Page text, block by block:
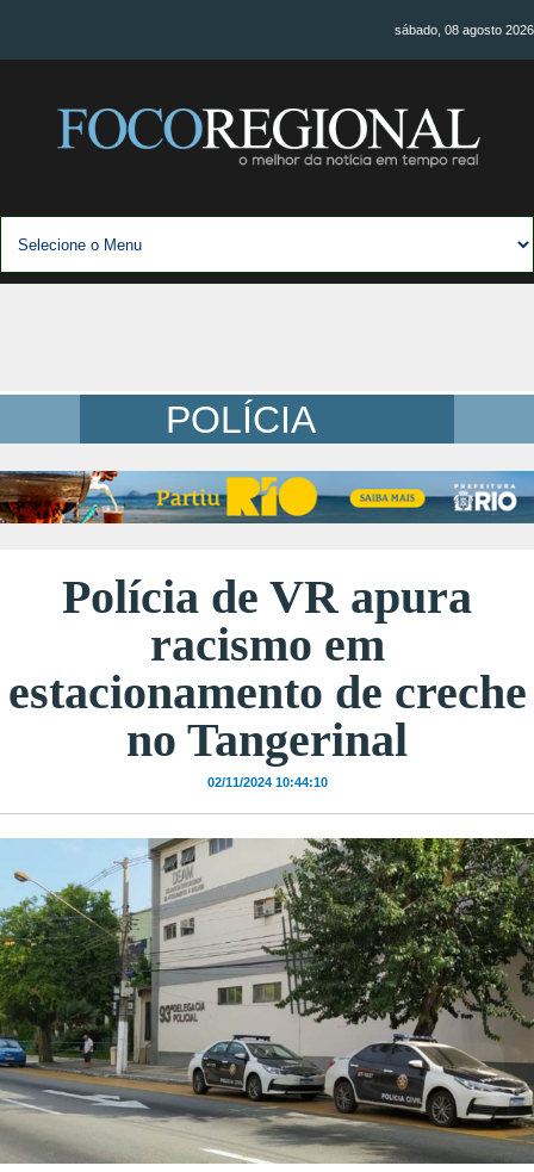
sábado, 08 agosto 2026
POLÍCIA
Polícia de VR apura
racismo em
estacionamento de creche
no Tangerinal
02/11/2024 10:44:10